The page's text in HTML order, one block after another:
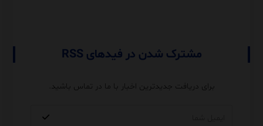
مشترک شدن در فیدهای RSS
برای دریافت جدیدترین اخبار با ما در تماس باشید.